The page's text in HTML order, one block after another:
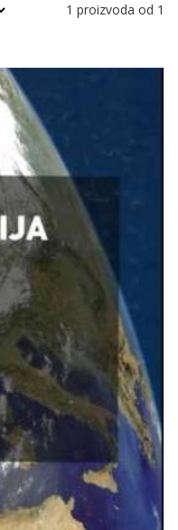
1 proizvoda od 1